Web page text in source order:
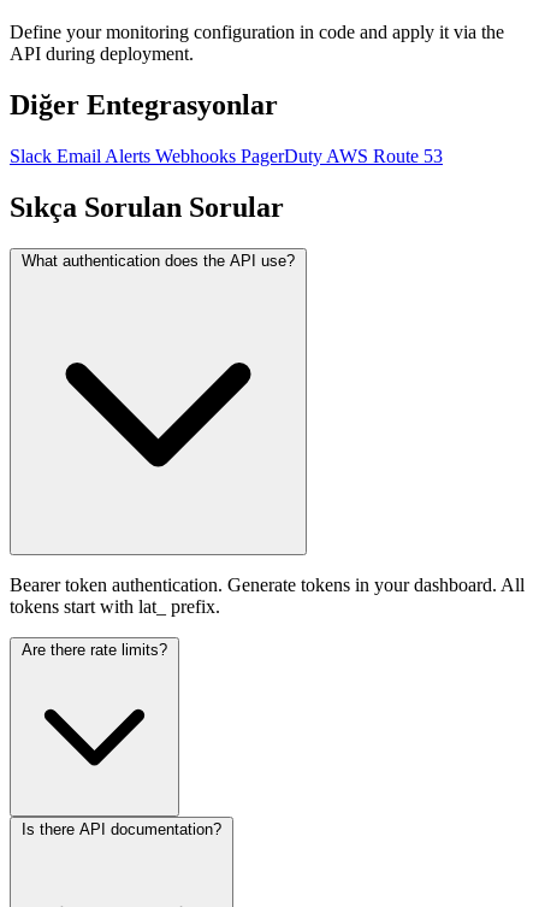
Define your monitoring configuration in code and apply it via the
API during deployment.
Diğer Entegrasyonlar
Slack Email Alerts Webhooks PagerDuty AWS Route 53
Sıkça Sorulan Sorular
What authentication does the API use?
Bearer token authentication. Generate tokens in your dashboard. All
tokens start with lat_ prefix.
Are there rate limits?
Is there API documentation?